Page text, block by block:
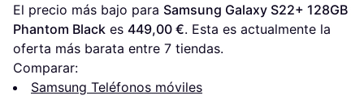
El precio más bajo para Samsung Galaxy S22+ 128GB
Phantom Black es 449,00 €. Esta es actualmente la
oferta más barata entre 7 tiendas.
Comparar:
Samsung Teléfonos móviles